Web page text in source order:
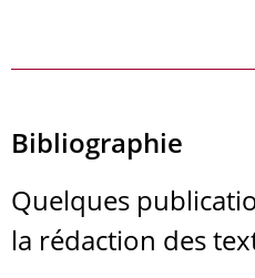
Bibliographie
Quelques
la rédaction des